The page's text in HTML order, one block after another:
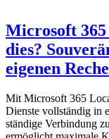
Microsoft 365
dies?
eigenen
Mit Microsoft 365
Dienste vollständig in
ständige Verbindung